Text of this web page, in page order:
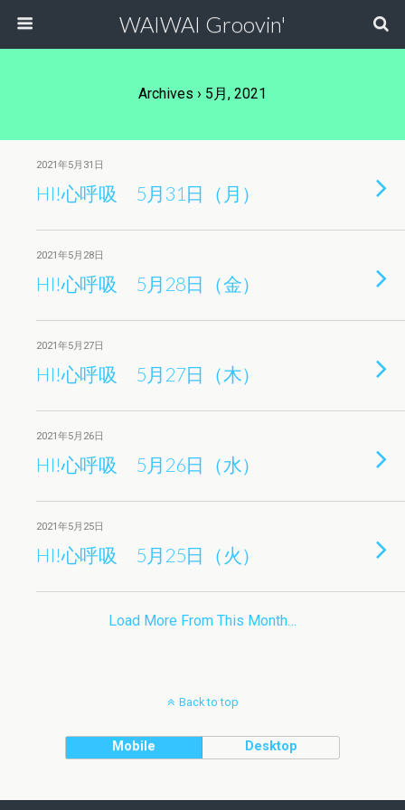
WAIWAI Groovin'
Archives › 5月, 2021
2021年5月31日
HI!心呼吸 5月31日（月）
2021年5月28日
HI!心呼吸 5月28日（金）
2021年5月27日
HI!心呼吸 5月27日（木）
2021年5月26日
HI!心呼吸 5月26日（水）
2021年5月25日
HI!心呼吸 5月25日（火）
Load More From This Month…
Back to top
Mobile Desktop